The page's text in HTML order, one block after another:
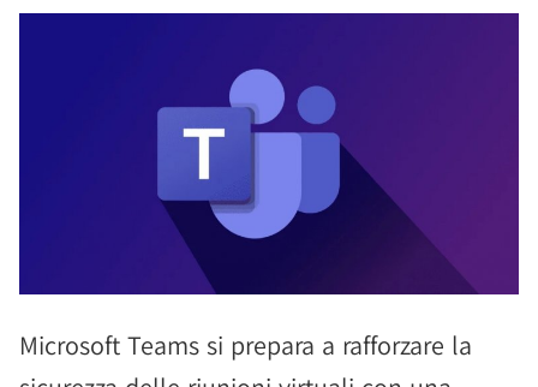
Microsoft Teams si prepara a rafforzare la